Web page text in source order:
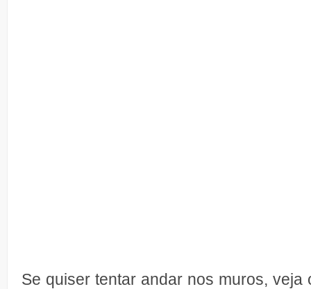
Se quiser tentar andar nos muros, veja